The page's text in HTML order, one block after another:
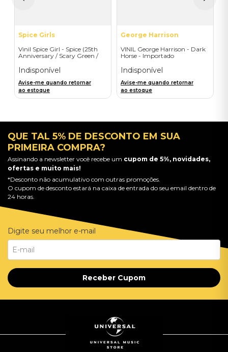
Spice Girls
Vinil Spice Girl - Spice (25th
Anniversary / Scary Green /
Indisponível
Avise-me quando retornar
ao estoque
George Harrison
VINIL George Harrison - Dark
Horse - Importado
Indisponível
Avise-me quando retornar
ao estoque
QUE TAL 5% DE DESCONTO EM SUA
PRIMEIRA COMPRA?
Assinando a newsletter você recebe um cupom de 5%, novidades,
ofertas e muito mais!
*Desconto não acumulativo com outras promoções.
O cupom de desconto estará na caixa de entrada do seu email dentro de
24 horas.
Digite seu melhor e-mail
Receber Cupom